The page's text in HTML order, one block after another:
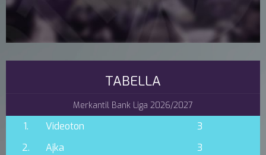
TABELLA
Merkantil Bank Liga 2026/2027
1. Videoton
3
2.
Ajka
3